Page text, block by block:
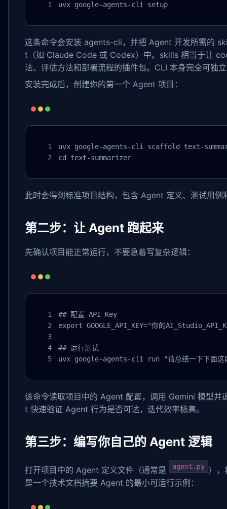
uvx google-agents-cli setup
这条命令会安装 agents-cli，并把 Agent 开发所需的
t（如 Claude Code 或 Codex）中。skills 相当于让
法、评估方法和部署流程的插件包。CLI 本身完全可独
安装完成后，创建你的第一个 Agent 项目：
uvx google-agents-cli scaffold text-
cd text-summarizer
此时会得到标准项目结构，包含 Agent 定义、测试用例
第二步：让 Agent 跑起来
先确认项目能正常运行，不要急着写复杂逻辑：
## 配置 API Key
export GOOGLE_API_KEY="你的
## 运行测试
uvx google-agents-cli run "请总结一下下面这
该命令读取项目中的 Agent 配置，调用 Gemini 模型并
t 快速验证 Agent 行为是否可达，迭代效率极高。
第三步：编写你自己的 Agent 逻辑
打开项目中的 Agent 定义文件（通常是 agent.py ），
是一个技术文档摘要 Agent 的最小可运行示例：